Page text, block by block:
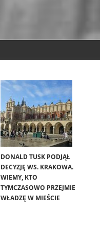
DONALD TUSK PODJĄŁ
DECYZJĘ WS. KRAKOWA.
WIEMY, KTO
TYMCZASOWO PRZEJMIE
WŁADZĘ W MIEŚCIE